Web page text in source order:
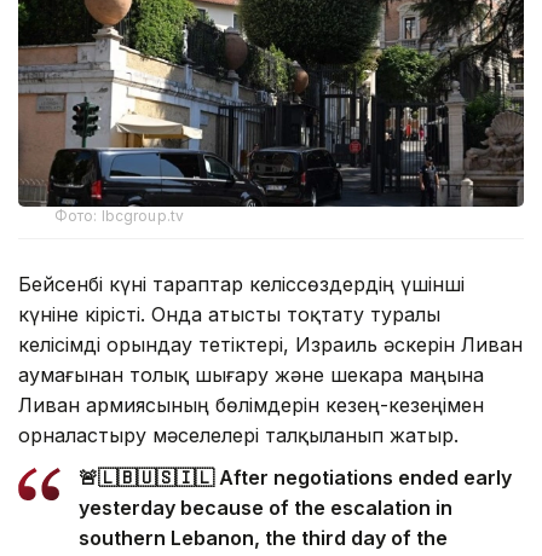
Фото: lbcgroup.tv
Бейсенбі күні тараптар келіссөздердің үшінші
күніне кірісті. Онда атысты тоқтату туралы
келісімді орындау тетіктері, Израиль әскерін Ливан
аумағынан толық шығару және шекара маңына
Ливан армиясының бөлімдерін кезең-кезеңімен
орналастыру мәселелері талқыланып жатыр.
🚨🇱🇧🇺🇸🇮🇱 After negotiations ended early
yesterday because of the escalation in
southern Lebanon, the third day of the